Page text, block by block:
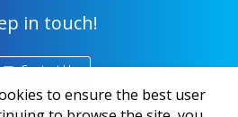
in touch!
Contact Us
to ensure the best user